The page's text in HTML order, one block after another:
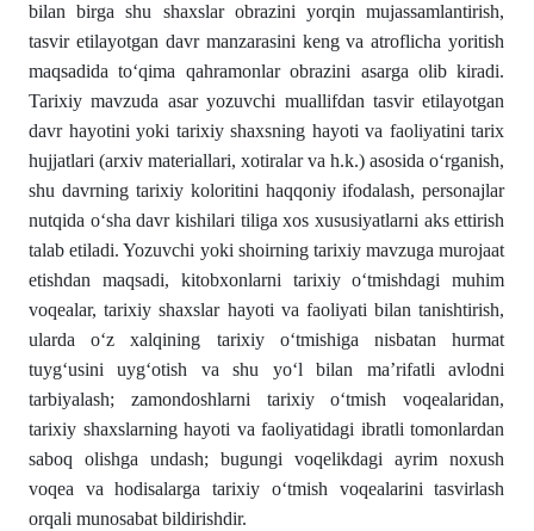
bilan birga shu shaxslar obrazini yorqin mujassamlantirish,
tasvir etilayotgan davr manzarasini keng va atroflicha yoritish
maqsadida toʻqima qahramonlar obrazini asarga olib kiradi.
Tarixiy mavzuda asar yozuvchi muallifdan tasvir etilayotgan
davr hayotini yoki tarixiy shaxsning hayoti va faoliyatini tarix
hujjatlari (arxiv materiallari, xotiralar va h.k.) asosida oʻrganish,
shu davrning tarixiy koloritini haqqoniy ifodalash, personajlar
nutqida oʻsha davr kishilari tiliga xos xususiyatlarni aks ettirish
talab etiladi. Yozuvchi yoki shoirning tarixiy mavzuga murojaat
etishdan maqsadi, kitobxonlarni tarixiy oʻtmishdagi muhim
voqealar, tarixiy shaxslar hayoti va faoliyati bilan tanishtirish,
ularda oʻz xalqining tarixiy oʻtmishiga nisbatan hurmat
tuygʻusini uygʻotish va shu yoʻl bilan maʼrifatli avlodni
tarbiyalash; zamondoshlarni tarixiy oʻtmish voqealaridan,
tarixiy shaxslarning hayoti va faoliyatidagi ibratli tomonlardan
saboq olishga undash; bugungi voqelikdagi ayrim noxush
voqea va hodisalarga tarixiy oʻtmish voqealarini tasvirlash
orqali munosabat bildirishdir.